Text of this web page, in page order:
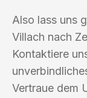
Also lass uns
Villach nach
Kontaktiere
Vertraue dem